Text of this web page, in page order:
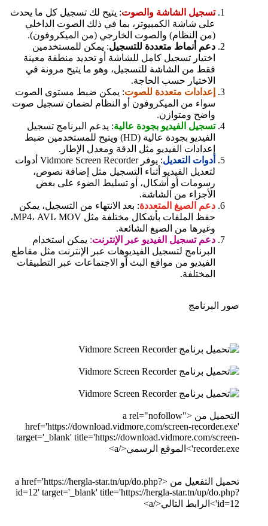
تسجيل الشاشة والصوت: يتيح لك تسجيل كل ما يحدث
على شاشة الكمبيوتر، بما في ذلك الصوت الداخلي
(من النظام) والصوت الخارجي (من الميكروفون).
دعم أنماط متعددة للتسجيل: يمكن للمستخدمين
اختيار تسجيل كامل للشاشة أو تحديد منطقة معينة
فقط من الشاشة للتسجيل، وهو ما يتيح مرونة في
الاختيار حسب الحاجة.
إعدادات متعددة للصوت: يمكن ضبط مستوى الصوت
سواء من الميكروفون أو النظام لضمان تسجيل صوت
واضح ومتوازن.
تسجيل الفيديو بجودة عالية: يدعم البرنامج تسجيل
الفيديو بجودة عالية (HD) ويتيح للمستخدمين ضبط
إعدادات الفيديو مثل الدقة ومعدل الإطار.
أدوات التعديل
: يوفر Vidmore Screen Recorder أدوات
لتعديل الفيديو أثناء التسجيل مثل إضافة نصوص،
رسومات أو أشكال، أو تسليط الضوء على بعض
الأجزاء من الشاشة.
دعم الصيغ المتعددة: بعد الانتهاء من التسجيل، يمكن
حفظ الملفات بأشكال مختلفة مثل MP4، AVI، MOV،
وغيرها من الصيغ الشائعة.
دعم تسجيل الفيديو عبر الإنترنت: يمكن استخدام
البرنامج لتسجيل الفيديوهات عبر الإنترنت مثل مقاطع
الفيديو من مواقع البث أو الاجتماعات عبر التطبيقات
المختلفة.
صور البرنامج
التحميل من <a rel="nofollow"
href='https://download.vidmore.com/screen-recorder.exe'
target='_blank' title='https://download.vidmore.com/screen-
recorder.exe'>الموقع الرسمي</a>
تحميل التفعيل من <a href='https://hergla-star.tn/up/do.php?
id=12' target='_blank' title='https://hergla-star.tn/up/do.php?
id=12'>الرابط التالي</a>